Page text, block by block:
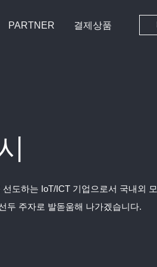
PARTNER 결제상품
도하는 IoT/ICT 기업으로서 국내외 모
두 주자로 발돋움해 나가겠습니다.